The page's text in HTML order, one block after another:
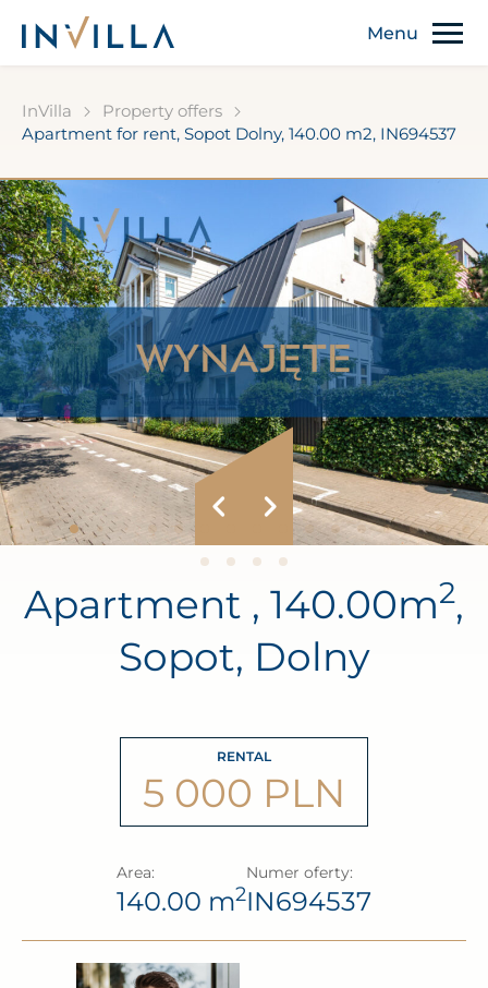
InVilla
Property offers
Apartment for rent, Sopot Dolny, 140.00 m2, IN694537
Apartment , 140.00m2,
Sopot, Dolny
RENTAL
5 000 PLN
Area:
140.00 m2
Numer oferty:
IN694537